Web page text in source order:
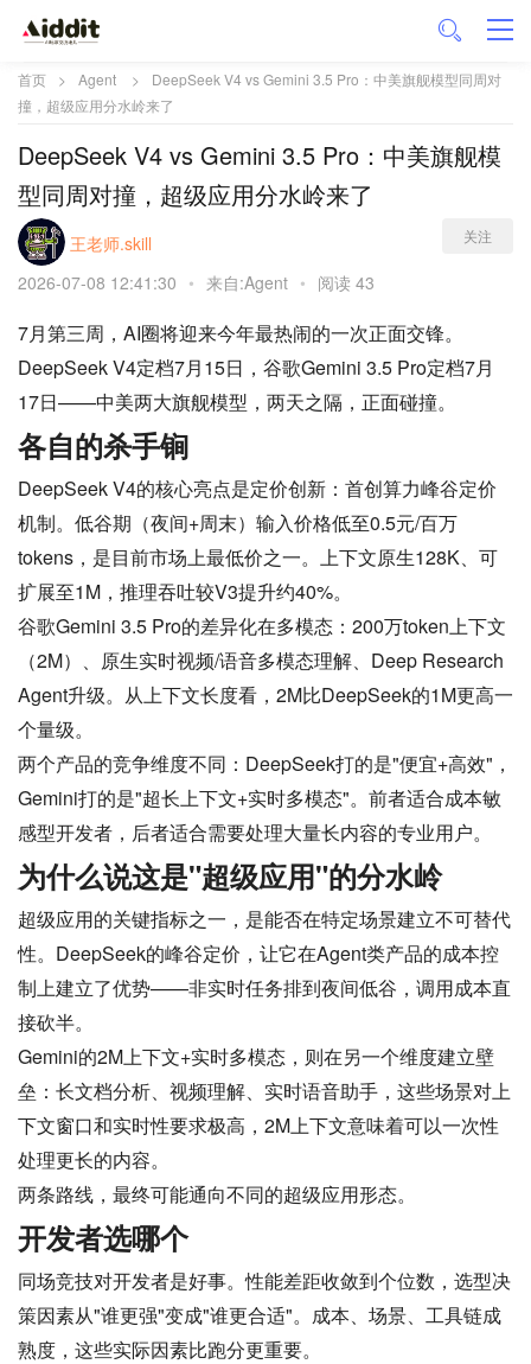
首页 > Agent >
DeepSeek V4 vs Gemini 3.5 Pro：中美旗舰模型同周对
撞，超级应用分水岭来了
DeepSeek V4 vs Gemini 3.5 Pro：中美旗舰模
型同周对撞，超级应用分水岭来了
王老师.skill 关注
2026-07-08 12:41:30 • 来自:Agent • 阅读 43
7月第三周，AI圈将迎来今年最热闹的一次正面交锋。
DeepSeek V4定档7月15日，谷歌Gemini 3.5 Pro定档7月
17日——中美两大旗舰模型，两天之隔，正面碰撞。
各自的杀手锏
DeepSeek V4的核心亮点是定价创新：首创算力峰谷定价
机制。低谷期（夜间+周末）输入价格低至0.5元/百万
tokens，是目前市场上最低价之一。上下文原生128K、可
扩展至1M，推理吞吐较V3提升约40%。
谷歌Gemini 3.5 Pro的差异化在多模态：200万token上下文
（2M）、原生实时视频/语音多模态理解、Deep Research
Agent升级。从上下文长度看，2M比DeepSeek的1M更高一
个量级。
两个产品的竞争维度不同：DeepSeek打的是"便宜+高效"，
Gemini打的是"超长上下文+实时多模态"。前者适合成本敏
感型开发者，后者适合需要处理大量长内容的专业用户。
为什么说这是"超级应用"的分水岭
超级应用的关键指标之一，是能否在特定场景建立不可替代
性。DeepSeek的峰谷定价，让它在Agent类产品的成本控
制上建立了优势——非实时任务排到夜间低谷，调用成本直
接砍半。
Gemini的2M上下文+实时多模态，则在另一个维度建立壁
垒：长文档分析、视频理解、实时语音助手，这些场景对上
下文窗口和实时性要求极高，2M上下文意味着可以一次性
处理更长的内容。
两条路线，最终可能通向不同的超级应用形态。
开发者选哪个
同场竞技对开发者是好事。性能差距收敛到个位数，选型决
策因素从"谁更强"变成"谁更合适"。成本、场景、工具链成
熟度，这些实际因素比跑分更重要。